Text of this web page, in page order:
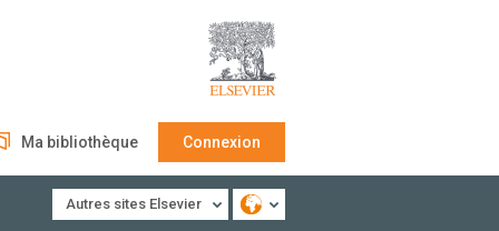
Ma bibliothèque Connexion
Autres sites Elsevier